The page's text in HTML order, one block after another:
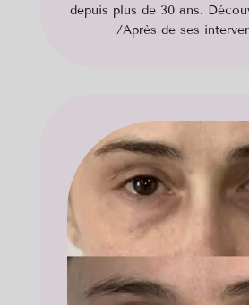
depuis plus de 30 ans.
/Après de ses